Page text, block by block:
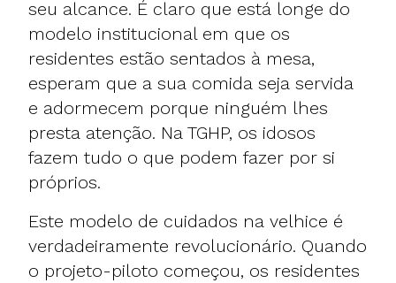
seu alcance. É claro que está longe do
modelo institucional em que os
residentes estão sentados à mesa,
esperam que a sua comida seja servida
e adormecem porque ninguém lhes
presta atenção. Na TGHP, os idosos
fazem tudo o que podem fazer por si
próprios.
Este modelo de cuidados na velhice é
verdadeiramente revolucionário. Quando
o projeto-piloto começou, os residentes